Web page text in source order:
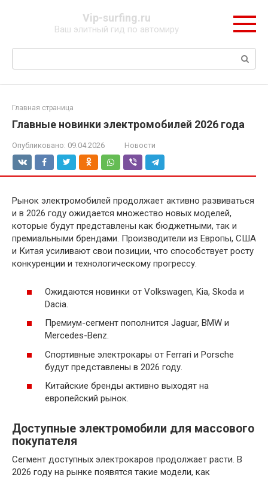
Vip-surfing.ru
Ваш элитный гид по автомиру
Поиск:
Главная страница
Главные новинки электромобилей 2026 года
Опубликовано: 09.04.2026 Новости
Рынок электромобилей продолжает активно развиваться
и в 2026 году ожидается множество новых моделей,
которые будут представлены как бюджетными, так и
премиальными брендами. Производители из Европы, США
и Китая усиливают свои позиции, что способствует росту
конкуренции и технологическому прогрессу.
Ожидаются новинки от Volkswagen, Kia, Skoda и
Dacia.
Премиум-сегмент пополнится Jaguar, BMW и
Mercedes-Benz.
Спортивные электрокары от Ferrari и Porsche
будут представлены в 2026 году.
Китайские бренды активно выходят на
европейский рынок.
Доступные электромобили для массового
покупателя
Сегмент доступных электрокаров продолжает расти. В
2026 году на рынке появятся такие модели, как